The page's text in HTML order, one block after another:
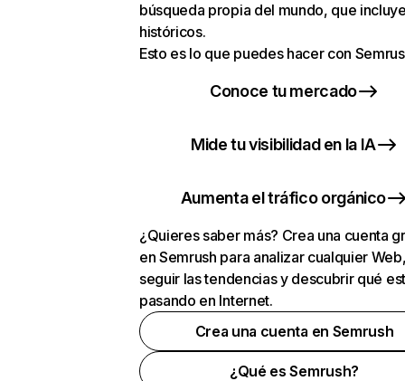
búsqueda propia del mundo, que
históricos.
Esto es lo que puedes hacer con
Conoce tu mercado
Mide tu visibilidad en la IA
Aumenta el tráfico orgánico
¿Quieres saber más? Crea una cuenta
en Semrush para analizar cualquier
seguir las tendencias y descubrir qué
pasando en Internet.
Crea una cuenta en Semrush
¿Qué es Semrush?